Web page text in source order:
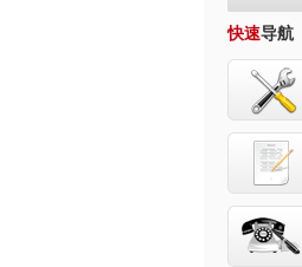
快速导航